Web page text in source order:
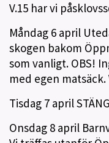
V.15 har vi
Måndag 6 april
skogen bakom
som vanligt. OBS!
med egen
Tisdag 7 april
Onsdag 8 april